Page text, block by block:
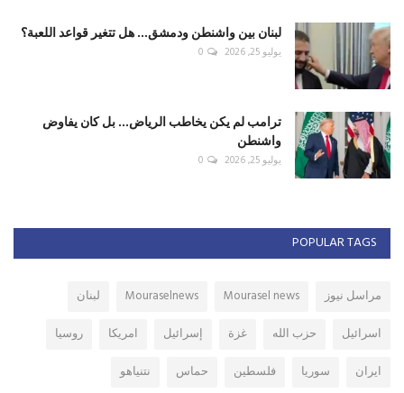
لبنان بين واشنطن ودمشق... هل تتغير قواعد اللعبة؟
يوليو 25, 2026 0
ترامب لم يكن يخاطب الرياض... بل كان يفاوض
واشنطن
يوليو 25, 2026 0
POPULAR TAGS
مراسل نيوز Mourasel news
Mouraselnews
لبنان
اسرائيل
حزب الله غزة إسرائيل امريكا
روسيا
ايران
سوريا فلسطين حماس نتنياهو